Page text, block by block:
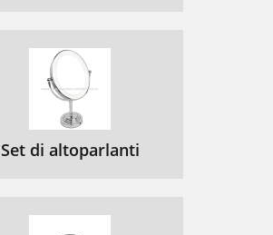
Set di altoparlanti